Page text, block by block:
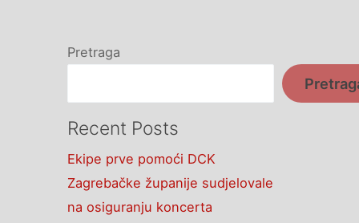
Pretraga
Recent Posts
Ekipe prve pomoći DCK
Zagrebačke županije sudjelovale
na osiguranju koncerta